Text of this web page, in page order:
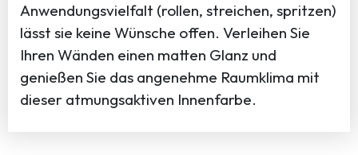
Anwendungsvielfalt (rollen, streichen, spritzen)
lässt sie keine Wünsche offen. Verleihen Sie
Ihren Wänden einen matten Glanz und
genießen Sie das angenehme Raumklima mit
dieser atmungsaktiven Innenfarbe.